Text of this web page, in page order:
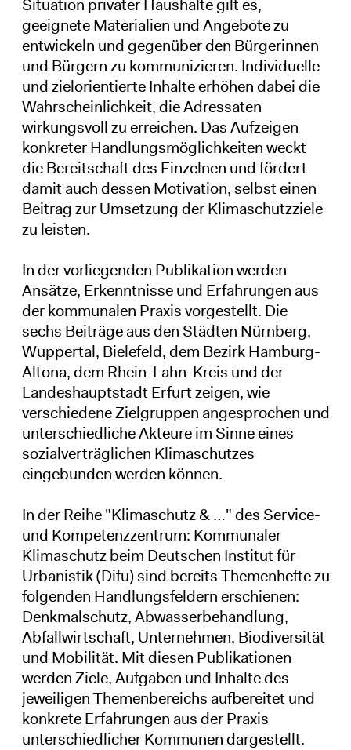
Situation privater Haushalte gilt es,
geeignete Materialien und Angebote zu
entwickeln und gegenüber den Bürgerinnen
und Bürgern zu kommunizieren. Individuelle
und zielorientierte Inhalte erhöhen dabei die
Wahrscheinlichkeit, die Adressaten
wirkungsvoll zu erreichen. Das Aufzeigen
konkreter Handlungsmöglichkeiten weckt
die Bereitschaft des Einzelnen und fördert
damit auch dessen Motivation, selbst einen
Beitrag zur Umsetzung der Klimaschutzziele
zu leisten.
In der vorliegenden Publikation werden
Ansätze, Erkenntnisse und Erfahrungen aus
der kommunalen Praxis vorgestellt. Die
sechs Beiträge aus den Städten Nürnberg,
Wuppertal, Bielefeld, dem Bezirk Hamburg-
Altona, dem Rhein-Lahn-Kreis und der
Landeshauptstadt Erfurt zeigen, wie
verschiedene Zielgruppen angesprochen und
unterschiedliche Akteure im Sinne eines
sozialverträglichen Klimaschutzes
eingebunden werden können.
In der Reihe "Klimaschutz & …" des Service-
und Kompetenzzentrum: Kommunaler
Klimaschutz beim Deutschen Institut für
Urbanistik (Difu) sind bereits Themenhefte zu
folgenden Handlungsfeldern erschienen:
Denkmalschutz, Abwasserbehandlung,
Abfallwirtschaft, Unternehmen, Biodiversität
und Mobilität. Mit diesen Publikationen
werden Ziele, Aufgaben und Inhalte des
jeweiligen Themenbereichs aufbereitet und
konkrete Erfahrungen aus der Praxis
unterschiedlicher Kommunen dargestellt.